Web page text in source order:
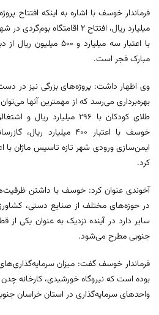
میلیارد ریال، افتتاح ۲
با اعتبار سه میلیارد و
مبارک فجر است.
وی اظهار داشت: پروژه‌های بزرگی نیز در
بهره‌برداری می‌رسد که از مهمترین آنها
خوسف با اعتبار ۴۰۰
کرد.
آخوندی عنوان کرد: خوسف با داشتن
در حوزه‌های مختلف از صنایع دستی،
سایر دارد در آینده نزدیک به عنوان یکی
جنوبی مطرح می‌شود.
فرماندار خوسف گفت: میزان
بوده است که نیروگاه خورشیدی، کارخانه چدن
واحدهای سرمایه‌گذاری در استان خراسان